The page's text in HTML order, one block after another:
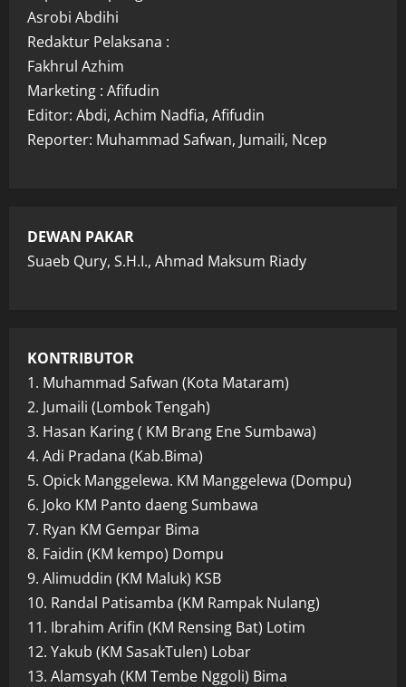
Asrobi Abdihi
Redaktur Pelaksana :
Fakhrul Azhim
Marketing : Afifudin
Editor: Abdi, Achim Nadfia, Afifudin
Reporter: Muhammad Safwan, Jumaili, Ncep
DEWAN PAKAR
Suaeb Qury, S.H.I., Ahmad Maksum Riady
KONTRIBUTOR
1. Muhammad Safwan (Kota Mataram)
2. Jumaili (Lombok Tengah)
3. Hasan Karing ( KM Brang Ene Sumbawa)
4. Adi Pradana (Kab.Bima)
5. Opick Manggelewa. KM Manggelewa (Dompu)
6. Joko KM Panto daeng Sumbawa
7. Ryan KM Gempar Bima
8. Faidin (KM kempo) Dompu
9. Alimuddin (KM Maluk) KSB
10. Randal Patisamba (KM Rampak Nulang)
11. Ibrahim Arifin (KM Rensing Bat) Lotim
12. Yakub (KM SasakTulen) Lobar
13. Alamsyah (KM Tembe Nggoli) Bima